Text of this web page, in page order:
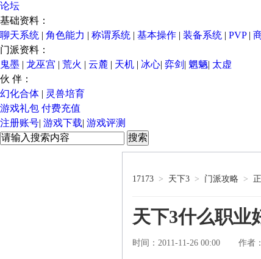
论坛
基础资料：
聊天系统 | 角色能力 | 称谓系统 | 基本操作 | 装备系统 | PVP |
门派资料：
鬼墨 | 龙巫宫 | 荒火 | 云麓 | 天机 | 冰心| 弈剑 | 魍魉| 太虚
伙 伴：
幻化合体 | 灵兽培育
游戏礼包 付费充值
注册账号| 游戏下载| 游戏评测
17173 > 天下3 > 门派攻略 >
天下3什么职业
时间：2011-11-26 00:00 作者：